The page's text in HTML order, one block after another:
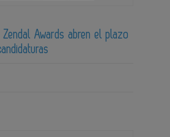
Awards abren el plazo